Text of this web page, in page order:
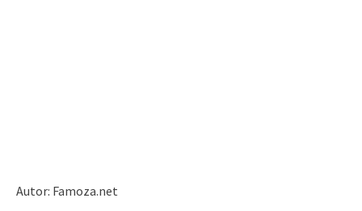
Autor: Famoza.net